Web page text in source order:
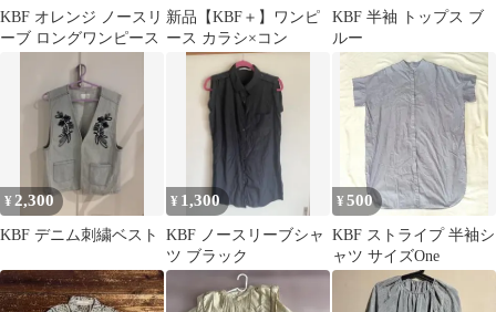
KBF オレンジ ノースリ
ーブ ロングワンピース
新品【KBF＋】ワンピ
ース カラシ×コン
KBF 半袖 トップス ブ
ルー
¥ 2,300
KBF デニム刺繍ベスト
¥ 1,300
KBF ノースリーブシャ
ツ ブラック
¥500
KBF ストライプ 半袖シ
ャツ サイズOne